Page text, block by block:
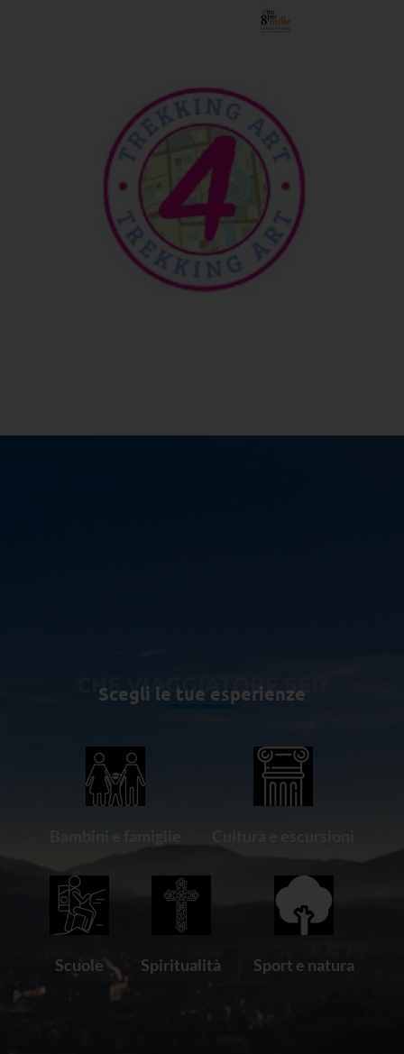
CHE VIAGGIATORE SEI?
Scegli le tue esperienze
Scuole Spiritualità Sport e natura